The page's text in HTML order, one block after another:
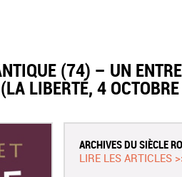
(74) – UN
LIBERTÉ, 4
ARCHIVES DU SIÈCLE
LIRE LES ARTICLES